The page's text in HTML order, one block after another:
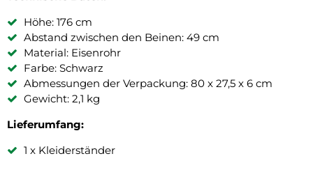
Höhe: 176 cm
Abstand zwischen den Beinen: 49 cm
Material: Eisenrohr
Farbe: Schwarz
Abmessungen der Verpackung: 80 x 27,5 x 6 cm
Gewicht: 2,1 kg
Lieferumfang:
1 x Kleiderständer